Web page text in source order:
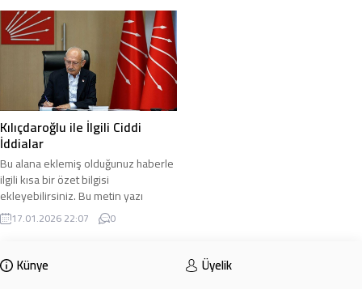
Kılıçdaroğlu ile İlgili Ciddi
İddialar
Bu alana eklemiş olduğunuz haberle
ilgili kısa bir özet bilgisi
ekleyebilirsiniz. Bu metin yazı
düzenleme sayfasında “Özet”
bölümünden eklenebilir. Özet
olarak bu şekilde gösterilir,
eklenmemişse bu alan boş kalır.
17.01.2026 22:07 0
Künye
Üyelik